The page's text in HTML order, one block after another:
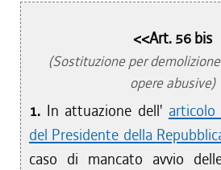
<<Art. 56 bis
(Sostituzione per
opere abusive)
1. In attuazione dell'
del Presidente della
caso di mancato avvio